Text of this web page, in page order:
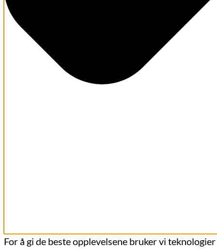
For å gi de beste opplevelsene bruker vi